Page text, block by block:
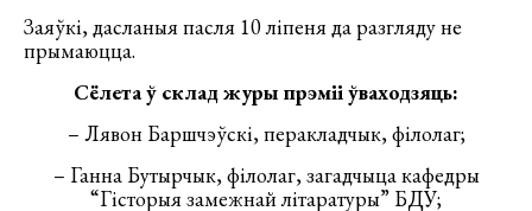
Заяўкі, дасланыя пасля 10 ліпеня да разгляду не
прымаюцца.
Сёлета ў склад журы прэміі ўваходзяць:
– Лявон Баршчэўскі, перакладчык, філолаг;
– Ганна Бутырчык, філолаг, загадчыца кафедры
“Гісторыя замежнай літаратуры” БДУ;